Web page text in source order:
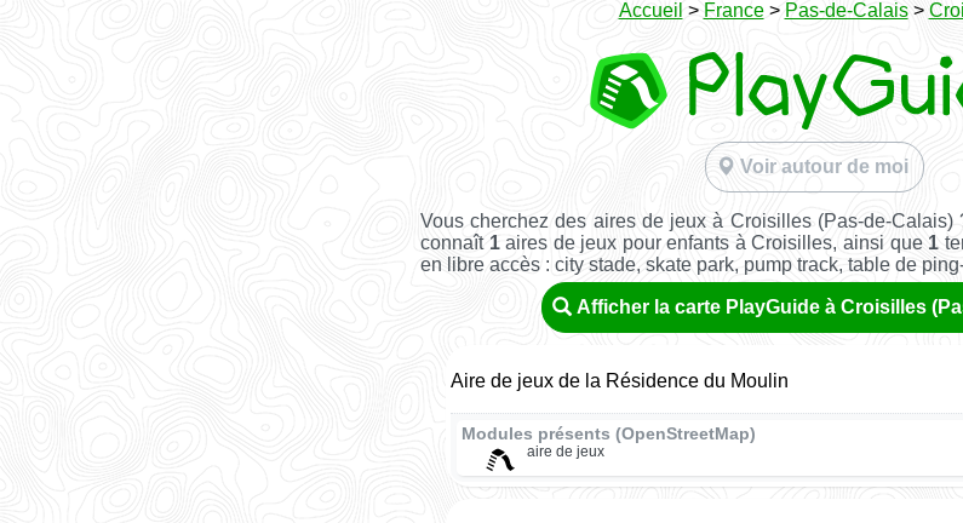
Accueil > France> Pas-de-Calais>
Voir autour de moi
Vous cherchez des aires de jeux à Croisilles (Pas-de-Calais)
connaît 1aires de jeux pour enfants à Croisilles, ainsi que 1
en libre accès : city stade, skate park, pump track, table de
Afficher la carte PlayGuide à Croisilles
Aire de jeux de la Résidence du Moulin
Modules présents (OpenStreetMap)
aire de jeux